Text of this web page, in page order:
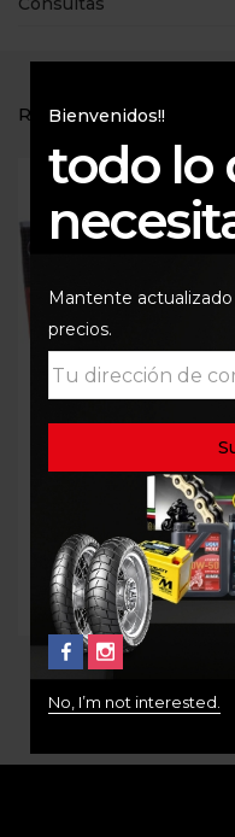
RELATED PRODUCTS
FILTRO AIRE BMW
340.000
Bienvenidos!!
todo lo
Mantente
precios.
No, I’m not interested.